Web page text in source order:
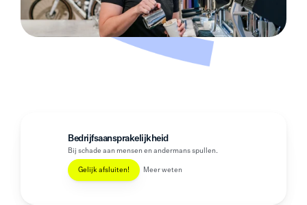
Bedrijfsaansprakelijkheid
Bij schade aan mensen en andermans spullen.
Gelijk afsluiten! Meer weten